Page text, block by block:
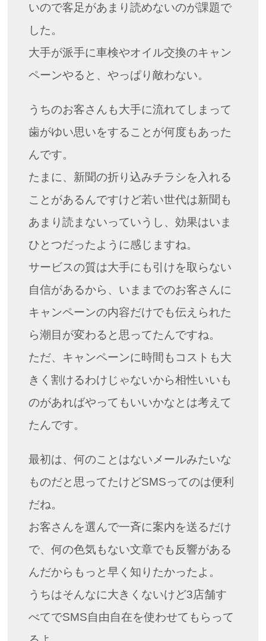
いので客足があまり読めないのが課題で
した。
大手が派手に車検やオイル交換のキャン
ペーンやると、やっぱり敵わない。
うちのお客さんも大手に流れてしまって
歯がゆい思いをすることが何度もあった
んです。
たまに、新聞の折り込みチラシを入れる
ことがあるんですけど若い世代は新聞も
あまり読まないっていうし、効果はいま
ひとつだったように感じますね。
サービスの質は大手にも引けを取らない
自信があるから、いままでのお客さんに
キャンペーンの内容だけでも伝えられた
ら潮目が変わると思ってたんですね。
ただ、キャンペーンに時間もコストも大
きく割けるわけじゃないから相性いいも
のがあればやってもいいかなとは考えて
たんです。
最初は、何のことはないメールみたいな
ものだと思ってたけどSMSってのは便利
だね。
お客さんを選んで一斉に案内を送るだけ
で、何の色気もない文章でも反響がある
んだからもっと早く知りたかったよ。
うちはそんなに大きくないけど3店舗す
べてでSMS自由自在を使わせてもらって